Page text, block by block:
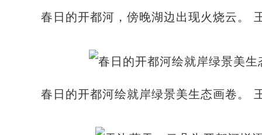
春日的开都河，傍晚湖边出现火烧云。
春日的开都河绘就岸绿景美生态画卷。